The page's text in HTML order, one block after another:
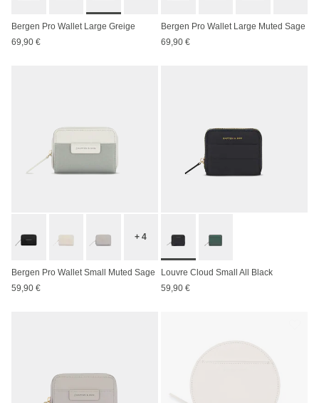
Bergen Pro Wallet Large Greige
69,90 €
Bergen Pro Wallet Large Muted Sage
69,90 €
+ 4
Bergen Pro Wallet Small Muted Sage
59,90 €
Louvre Cloud Small All Black
59,90 €